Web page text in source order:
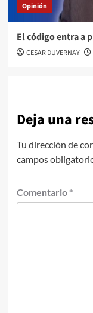
Opinión
El código entra a
CESAR DUVERNAY
Deja una
Tu dirección de
campos
Comentario *